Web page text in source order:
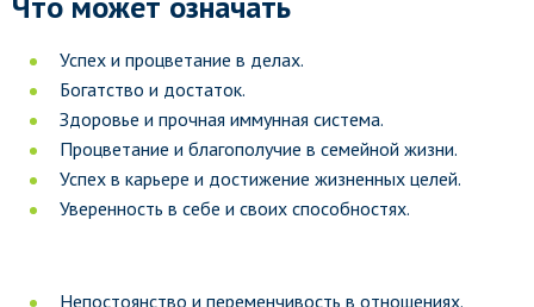
Успех и процветание в делах.
Богатство и достаток.
Здоровье и прочная иммунная система.
Процветание и благополучие в семейной жизни.
Успех в карьере и достижение жизненных целей.
Уверенность в себе и своих способностях.
Непостоянство и переменчивость в отношениях.